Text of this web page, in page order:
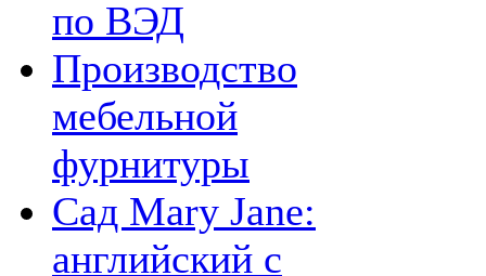
по ВЭД
Производство
мебельной
фурнитуры
Сад Mary Jane:
английский с